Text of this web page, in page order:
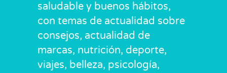
saludable y buenos hábitos,
con temas de actualidad sobre
consejos, actualidad de
marcas, nutrición, deporte,
viajes, belleza, psicología,